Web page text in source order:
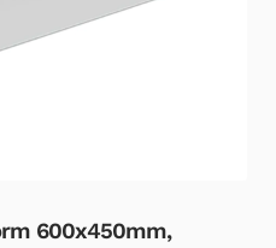
600x450mm,